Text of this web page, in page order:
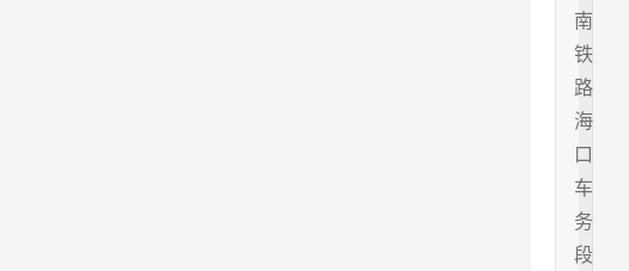
南
铁
路
海
口
车
务
段